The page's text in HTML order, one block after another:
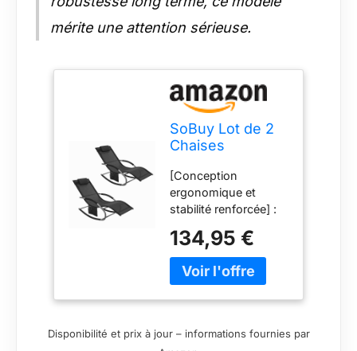
mérite une attention sérieuse.
SoBuy Lot de 2
Chaises
Pliable Jardin Fer
– Bain de Soleil
Ergonomique à
Bascule Relax –
Fauteuil
Extérieur
Confortable
Plage pour
Camping, Noir,
[Conception
ergonomique et
stabilité renforcée] :
l’appui-tête moelleux
et la toile respirante
Teslin assurent un
exterieur peut être
134,95 €
Disponibilité et prix à jour – informations fournies par